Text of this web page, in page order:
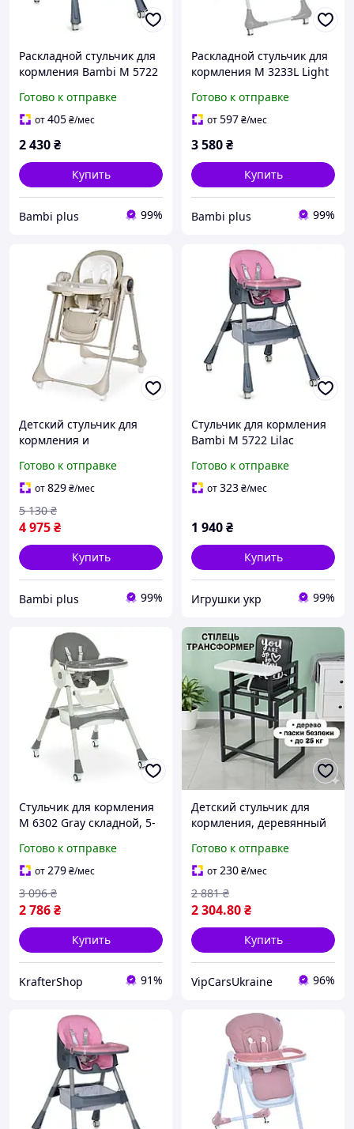
Раскладной стульчик для
кормления Bambi M 5722
игрушек, на колесиках,
мятный цвет
Готово к отправке
от405₴/мес
2 430₴
Купить
Bambi plus 99%
Раскладной стульчик для
кормления M 3233L Light
светло-серый
Готово к отправке
от597₴/мес
3 580₴
Купить
Bambi plus 99%
Детский стульчик для
кормления и
Bambi M 6318 DORMI
Beige, с пультом,
бежевый
Готово к отправке
от829₴/мес
4 975₴
5 130 ₴
Купить
Bambi plus 99%
Стульчик для кормления
Bambi M 5722 Lilac
Готово к отправке
от323₴/мес
1 940₴
Купить
Игрушки укр 99%
Стульчик для кормления
M 6302 Gray складной, 5-
Готово к отправке
от279₴/мес
2 786₴
3 096 ₴
Купить
KrafterShop 91%
Детский стульчик для
кормления, деревянный
белый
Готово к отправке
от230₴/мес
2 304.80₴
2 881 ₴
Купить
VipCarsUkraine 96%